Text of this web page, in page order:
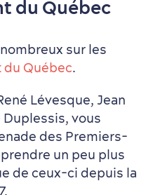
du Québec
sur les
du Québec.
Lévesque, Jean
vous
des Premiers-
un peu plus
de ceux-ci depuis la